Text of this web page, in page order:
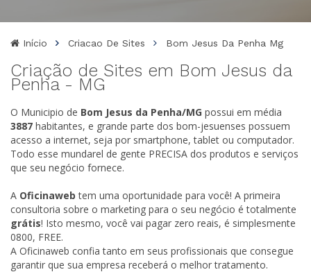
Início Criacao De Sites Bom Jesus Da Penha Mg
Criação de Sites em Bom Jesus da
Penha - MG
O Municipio de Bom Jesus da Penha/MG possui em média
3887 habitantes, e grande parte dos bom-jesuenses possuem
acesso a internet, seja por smartphone, tablet ou computador.
Todo esse mundarel de gente PRECISA dos produtos e serviços
que seu negócio fornece.
A Oficinaweb tem uma oportunidade para você! A primeira
consultoria sobre o marketing para o seu negócio é totalmente
grátis! Isto mesmo, você vai pagar zero reais, é simplesmente
0800, FREE.
A Oficinaweb confia tanto em seus profissionais que consegue
garantir que sua empresa receberá o melhor tratamento.